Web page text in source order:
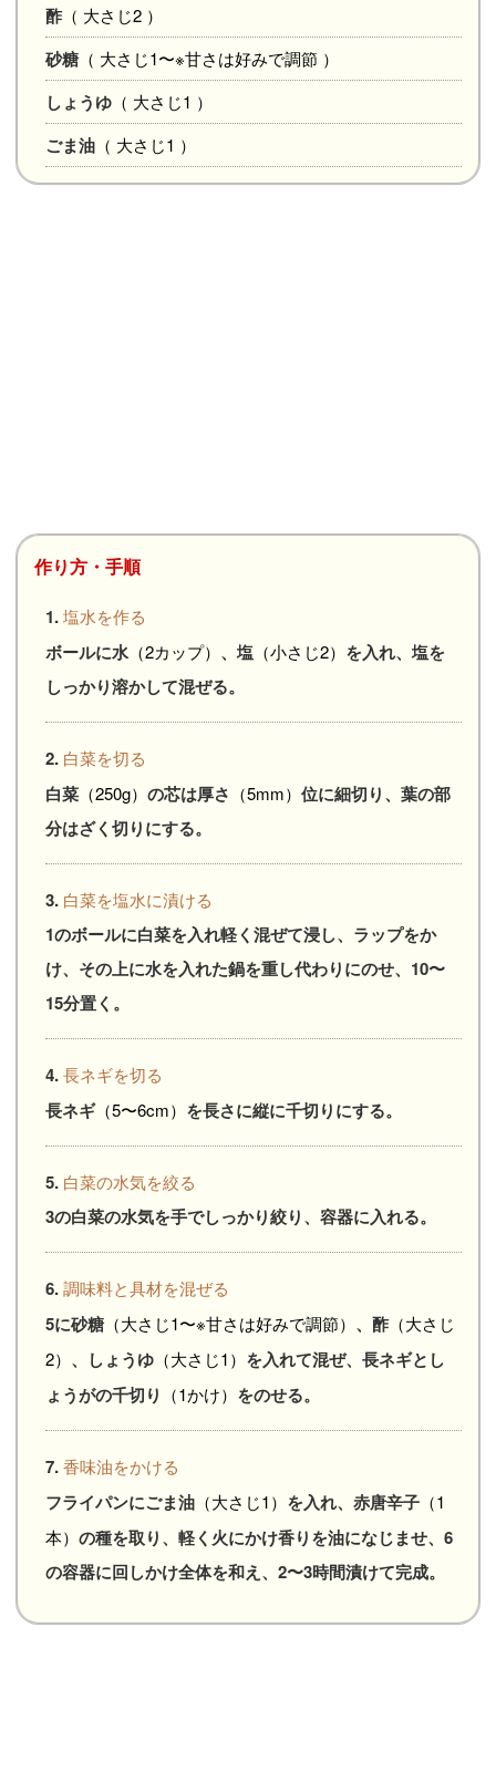
酢（ 大さじ2 ）
砂糖 （ 大さじ1〜※甘さは好みで調節 ）
しょうゆ （ 大さじ1 ）
ごま油 （ 大さじ1 ）
作り方・手順
1.塩水を作る
ボールに水 （2カップ） 、塩 （小さじ2） を入れ、塩を
しっかり溶かして混ぜる。
2. 白菜を切る
白菜 （250g）の芯は厚さ （5mm）位に細切り、葉の部
分はざく切りにする。
3. 白菜を塩水に漬ける
1のボールに白菜を入れ軽く混ぜて浸し、ラップをか
け、その上に水を入れた鍋を重し代わりにのせ、10〜
15分置く。
4.長ネギを切る
長ネギ（5〜6cm） を長さに縦に千切りにする。
5. 白菜の水気を絞る
3の白菜の水気を手でしっかり絞り、容器に入れる。
6.調味料と具材を混ぜる
5に砂糖 （大さじ1〜※甘さは好みで調節） 、酢（大さじ
2） 、しょうゆ （大さじ1） を入れて混ぜ、長ネギとし
ょうがの千切り （1かけ） をのせる。
7.香味油をかける
フライパンにごま油 （大さじ1） を入れ、赤唐辛子 （1
本）の種を取り、軽く火にかけ香りを油になじませ、6
の容器に回しかけ全体を和え、2〜3時間漬けて完成。